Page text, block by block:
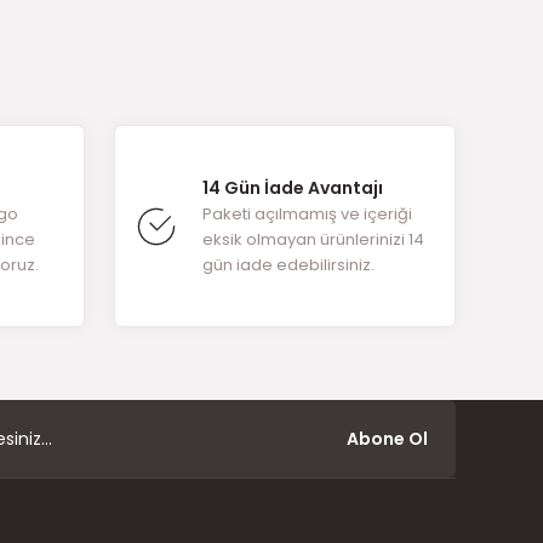
14 Gün İade Avantajı
Paketi açılmamış ve içeriği
eksik olmayan ürünlerinizi 14
gün iade edebilirsiniz.
Abone Ol